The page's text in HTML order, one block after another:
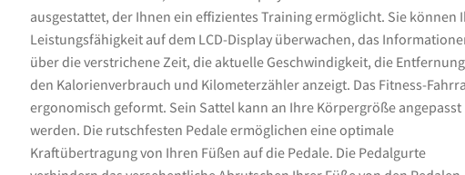
ausgestattet, der Ihnen ein effizientes Training ermöglicht. Sie können
Leistungsfähigkeit auf dem LCD-Display überwachen, das
über die verstrichene Zeit, die aktuelle Geschwindigkeit, die
den Kalorienverbrauch und Kilometerzähler anzeigt. Das Fitness-
ergonomisch geformt. Sein Sattel kann an Ihre Körpergröße angepasst
werden. Die rutschfesten Pedale ermöglichen eine optimale
Kraftübertragung von Ihren Füßen auf die Pedale. Die Pedalgurte